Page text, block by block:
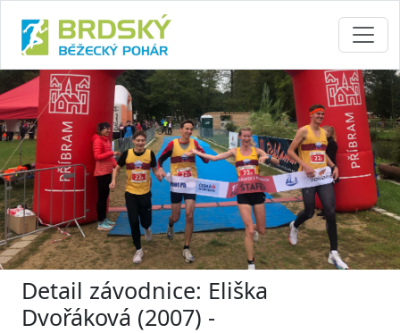
Detail závodnice: Eliška
Dvořáková (2007) -